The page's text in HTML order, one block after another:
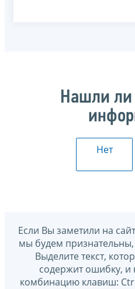
Нашли
Нет
Если Вы заметили на
мы будем
Выделите текст,
содержит ошибку, и
комбинацию клавиш: